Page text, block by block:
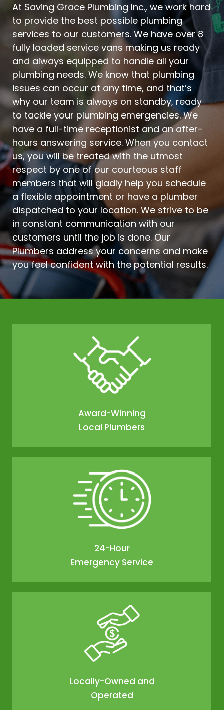
Award-Winning
Local Plumbers
24-Hour
Emergency Service
Locally-Owned and
Operated
At Saving Grace Plumbing Inc., we work hard
to provide the best possible plumbing
services to our customers. We have over 8
fully loaded service vans making us ready
and always equipped to handle all your
plumbing needs. We know that plumbing
issues can occur at any time, and that’s
why our team is always on standby, ready
to tackle your plumbing emergencies. We
have a full-time receptionist and an after-
hours answering service. When you contact
us, you will be treated with the utmost
respect by one of our courteous staff
members that will gladly help you schedule
a flexible appointment or have a plumber
dispatched to your location. We strive to be
in constant communication with our
customers until the job is done. Our
Plumbers address your concerns and make
you feel confident with the potential results.